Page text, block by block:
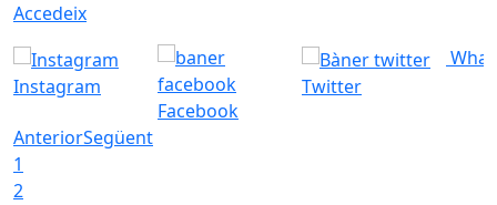
Accedeix
Instagram
Facebook
Twitter
AnteriorSegüent
1
2